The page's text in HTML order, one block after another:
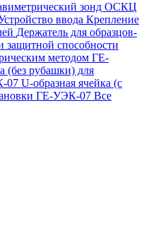
зонд ОСКЦ
ввода Крепление
Держатель для образцов-
защитной способности
методом ГЕ-
(без рубашки) для
07 U-образная ячейка (с
ГЕ-УЭК-07 Все